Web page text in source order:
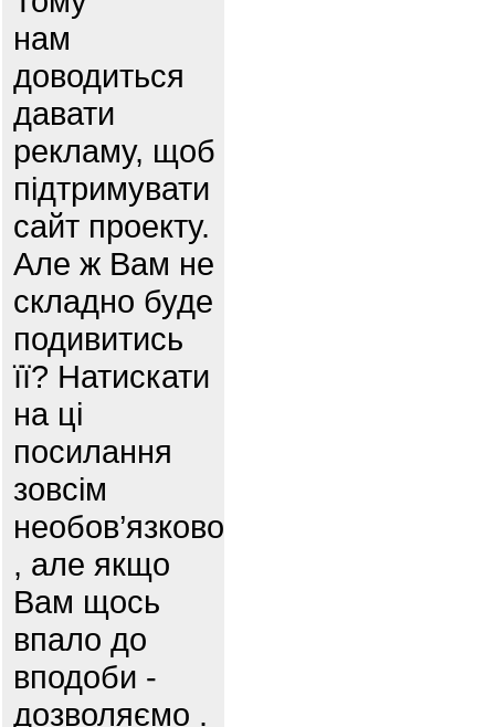
нам
доводиться
давати
рекламу, щоб
підтримувати
сайт проекту.
Але ж Вам не
складно буде
подивитись
її? Натискати
на ці
посилання
зовсім
необов’язково
, але якщо
Вам щось
впало до
вподоби -
дозволяємо .